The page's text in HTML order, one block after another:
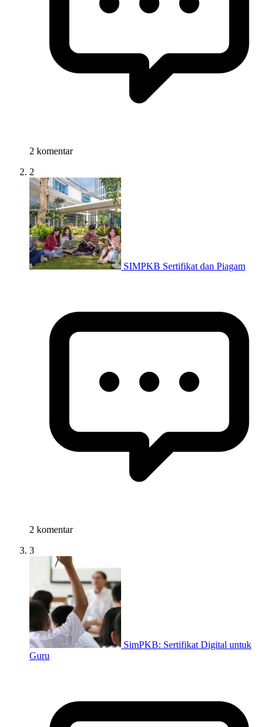
2 komentar
2
SIMPKB Sertifikat dan Piagam
2 komentar
3
SimPKB: Sertifikat Digital untuk
Guru